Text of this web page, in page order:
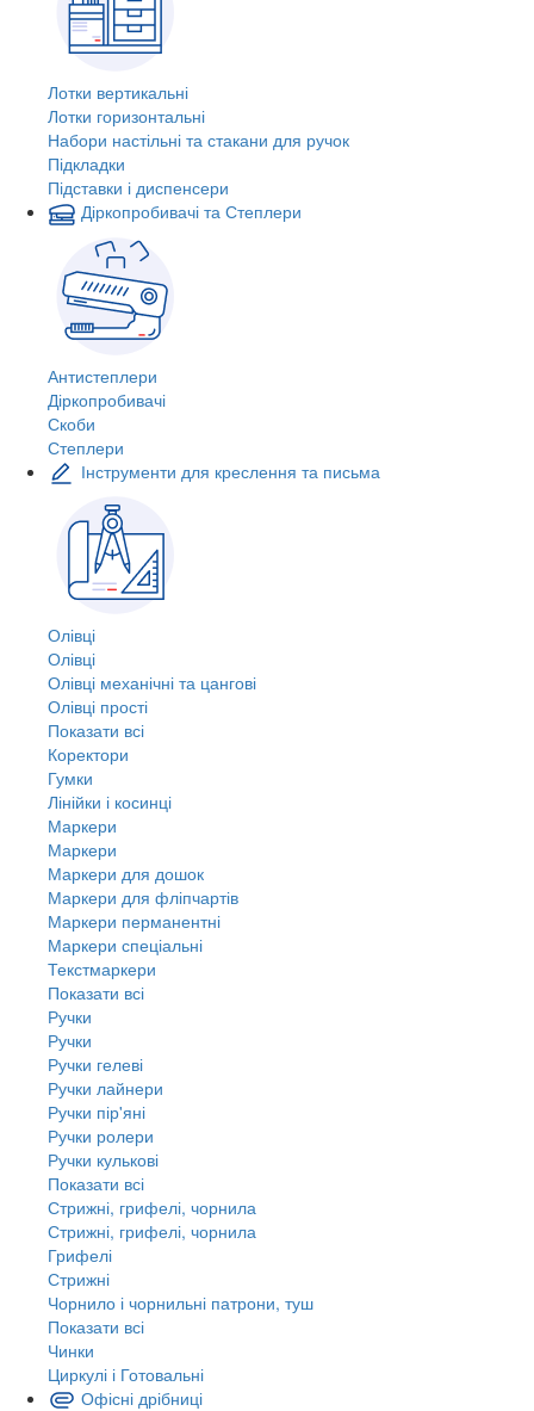
Лотки вертикальні
Лотки горизонтальні
Набори настільні та стакани для ручок
Підкладки
Підставки і диспенсери
Діркопробивачі та Степлери
Антистеплери
Діркопробивачі
Скоби
Степлери
Інструменти для креслення та письма
Олівці
Олівці
Олівці механічні та цангові
Олівці прості
Показати всі
Коректори
Гумки
Лінійки і косинці
Маркери
Маркери
Маркери для дошок
Маркери для фліпчартів
Маркери перманентні
Маркери спеціальні
Текстмаркери
Показати всі
Ручки
Ручки
Ручки гелеві
Ручки лайнери
Ручки пір'яні
Ручки ролери
Ручки кулькові
Показати всі
Стрижні, грифелі, чорнила
Стрижні, грифелі, чорнила
Грифелі
Стрижні
Чорнило і чорнильні патрони, туш
Показати всі
Чинки
Циркулі і Готовальні
Офісні дрібниці